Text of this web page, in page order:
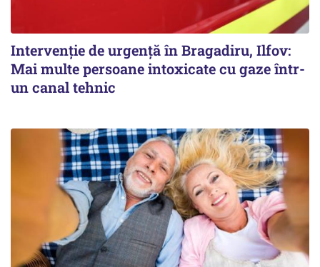
Intervenție de urgență în Bragadiru, Ilfov:
Mai multe persoane intoxicate cu gaze într-
un canal tehnic